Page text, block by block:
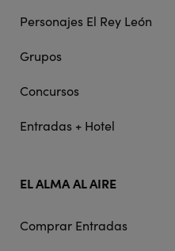
Personajes El Rey León
Grupos
Concursos
Entradas + Hotel
EL ALMA AL AIRE
Comprar Entradas